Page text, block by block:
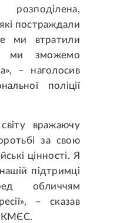
розподілена,
постраждали
ми втратили
ми зможемо
– наголосив
поліції
вражаючу
за свою
цінності. Я
підтримці
обличчям
– сказав
КМЄС.